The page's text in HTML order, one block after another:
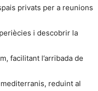
privats per a reunions
i descobrir la
facilitant l’arribada de
reduint al